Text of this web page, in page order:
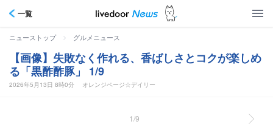
一覧
ニューストップ > グルメニュース
【画像】失敗なく作れる、香ばしさとコクが楽しめ
る「黒酢酢豚」 1/9
2026年5月13日 8時0分 オレンジページ☆デイリー
1/9